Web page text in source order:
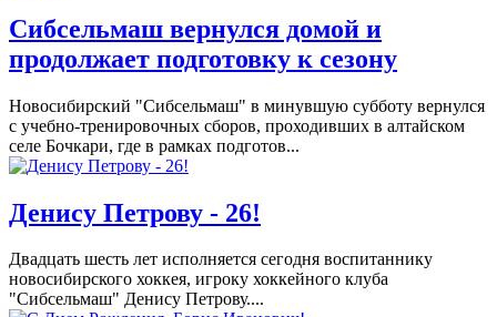
Сибсельмаш вернулся домой и
продолжает подготовку к сезону
Новосибирский "Сибсельмаш" в минувшую субботу вернулся
с учебно-тренировочных сборов, проходивших в алтайском
селе Бочкари, где в рамках подготов...
Денису Петрову - 26!
Двадцать шесть лет исполняется сегодня воспитаннику
новосибирского хоккея, игроку хоккейного клуба
"Сибсельмаш" Денису Петрову....